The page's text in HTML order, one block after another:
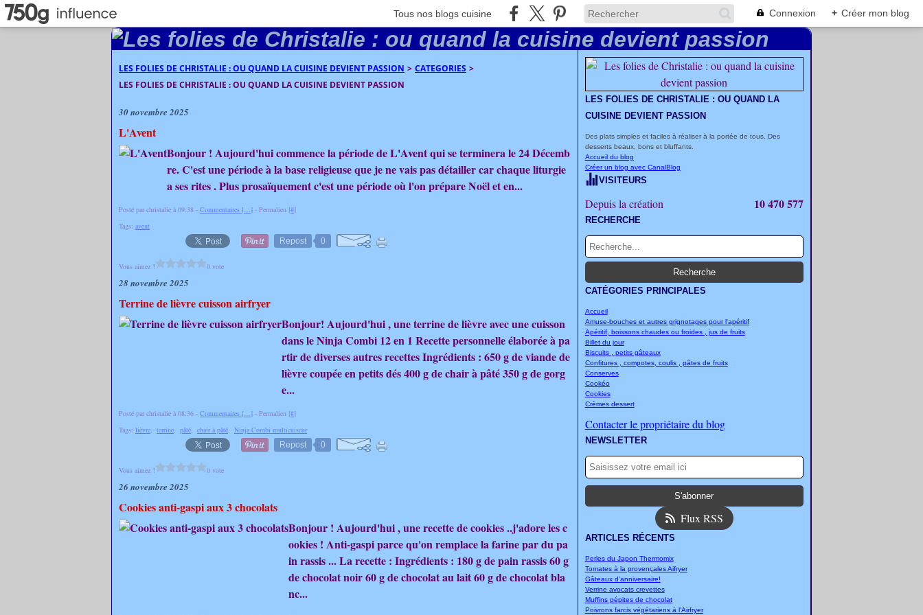
Tous nos blogs cuisine Connexion + Créer mon blog
LES FOLIES DE CHRISTALIE : OU QUAND LA CUISINE DEVIENT PASSION > CATEGORIES >
LES FOLIES DE CHRISTALIE : OU QUAND LA CUISINE DEVIENT PASSION
30 novembre 2025
L'Avent
Bonjour ! Aujourd'hui commence la période de L'Avent qui se terminera le 24 Décemb
re. C'est une période à la base religieuse que je ne vais pas détailler car chaque liturgie
a ses rites . Plus prosaïquement c'est une période où l'on prépare Noël et en...
Posté par christalie à 09:38 - Commentaires […] - Permalien [#]
Tags: avent
Repost
0
Vous aimez ? 0 vote
28 novembre 2025
Terrine de lièvre cuisson airfryer
Bonjour! Aujourd'hui , une terrine de lièvre avec une cuisson
dans le Ninja Combi 12 en 1 Recette personnelle élaborée à pa
rtir de diverses autres recettes Ingrédients : 650 g de viande de
lièvre coupée en petits dés 400 g de chair à pâté 350 g de gorg
e...
Posté par christalie à 08:36 - Commentaires […] - Permalien [#]
Tags: lièvre, terrine, pâté, chair à pâté, Ninja Combi multicuiseur
Repost
0
Vous aimez ? 0 vote
26 novembre 2025
Cookies anti-gaspi aux 3 chocolats
Bonjour ! Aujourd'hui , une recette de cookies ..j'adore les c
ookies ! Anti-gaspi parce qu'on remplace la farine par du pa
in rassis ... La recette : Ingrédients : 180 g de pain rassis 60 g
de chocolat noir 60 g de chocolat au lait 60 g de chocolat bla
nc...
LES FOLIES DE CHRISTALIE : OU QUAND LA
CUISINE DEVIENT PASSION
Des plats simples et faciles à réaliser à la portée de tous. Des
desserts beaux, bons et bluffants.
Accueil du blog
Créer un blog avec CanalBlog
VISITEURS
Depuis la création 10 470 577
RECHERCHE
CATÉGORIES PRINCIPALES
Accueil
Amuse-bouches et autres grignotages pour l'apéritif
Apéritif, boissons chaudes ou froides , jus de fruits
Billet du jour
Biscuits , petits gâteaux
Confitures , compotes, coulis , pâtes de fruits
Conserves
Cookéo
Cookies
Crèmes dessert
Contacter le propriétaire du blog
NEWSLETTER
Flux RSS
ARTICLES RÉCENTS
Perles du Japon Thermomix
Tomates à la provençales Aifryer
Gâteaux d'anniversaire!
Verrine avocats crevettes
Muffins pépites de chocolat
Poivrons farcis végétariens à l'Airfryer